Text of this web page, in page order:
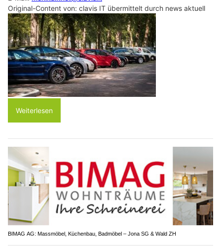
Original-Content von: clavis IT übermittelt durch news aktuell
Weiterlesen
BIMAG AG: Massmöbel, Küchenbau, Badmöbel – Jona SG & Wald ZH